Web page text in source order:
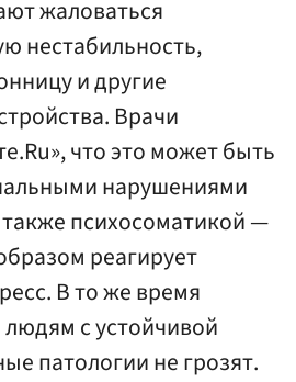
жаловаться
нестабильность,
и другие
Врачи
что это может быть
нарушениями
психосоматикой —
реагирует
В то же время
с устойчивой
патологии не грозят.